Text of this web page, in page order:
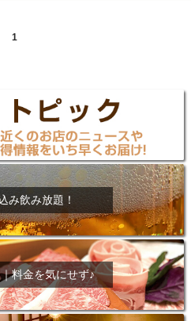
1
み飲み放題！
料金を気にせず♪